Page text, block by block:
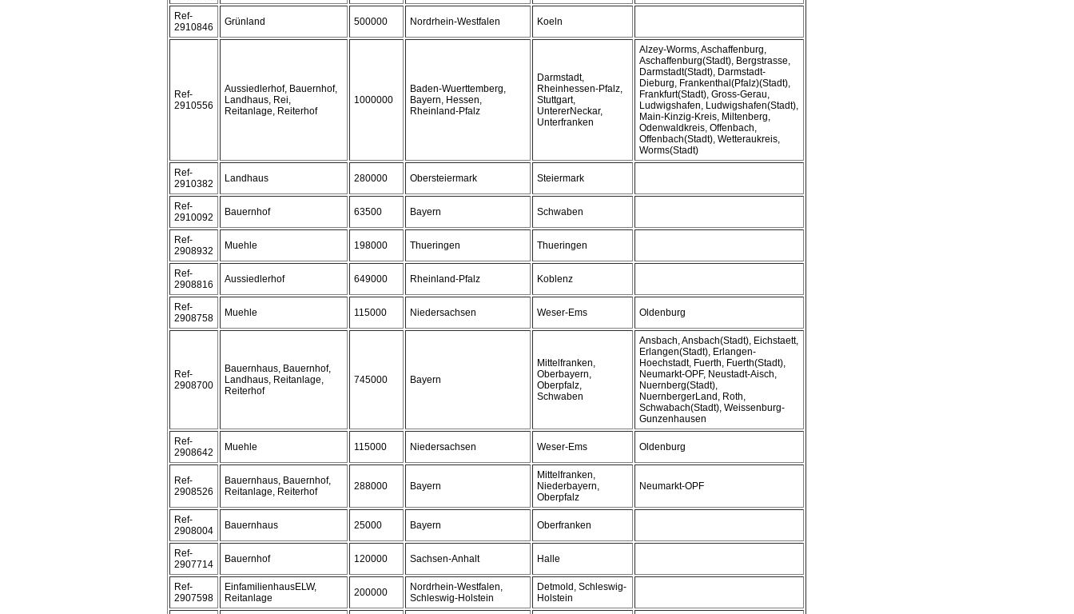
Ref-
2910846
Grünland 500000 Nordrhein-Westfalen Koeln
Ref-
2910556
Aussiedlerhof, Bauernhof,
Landhaus, Rei,
Reitanlage, Reiterhof
1000000
Baden-Wuerttemberg,
Bayern, Hessen,
Rheinland-Pfalz
Darmstadt,
Rheinhessen-Pfalz,
Stuttgart,
UntererNeckar,
Unterfranken
Alzey-Worms, Aschaffenburg,
Aschaffenburg(Stadt), Bergstrasse,
Darmstadt(Stadt), Darmstadt-
Dieburg, Frankenthal(Pfalz)(Stadt),
Frankfurt(Stadt), Gross-Gerau,
Ludwigshafen, Ludwigshafen(Stadt),
Main-Kinzig-Kreis, Miltenberg,
Odenwaldkreis, Offenbach,
Offenbach(Stadt), Wetteraukreis,
Worms(Stadt)
Ref-
2910382
Landhaus 280000 Obersteiermark Steiermark
Ref-
2910092
Bauernhof 63500 Bayern Schwaben
Ref-
2908932
Muehle 198000 Thueringen Thueringen
Ref-
2908816
Aussiedlerhof 649000 Rheinland-Pfalz Koblenz
Ref-
2908758
Muehle 115000 Niedersachsen Weser-Ems Oldenburg
Ref-
2908700
Bauernhaus, Bauernhof,
Landhaus, Reitanlage,
Reiterhof
745000 Bayern
Mittelfranken,
Oberbayern,
Oberpfalz,
Schwaben
Ansbach, Ansbach(Stadt), Eichstaett,
Erlangen(Stadt), Erlangen-
Hoechstadt, Fuerth, Fuerth(Stadt),
Neumarkt-OPF, Neustadt-Aisch,
Nuernberg(Stadt),
NuernbergerLand, Roth,
Schwabach(Stadt), Weissenburg-
Gunzenhausen
Ref-
2908642
Muehle 115000 Niedersachsen Weser-Ems Oldenburg
Ref-
2908526
Bauernhaus, Bauernhof,
Reitanlage, Reiterhof
288000 Bayern
Mittelfranken,
Niederbayern,
Oberpfalz
Neumarkt-OPF
Ref-
2908004
Bauernhaus 25000 Bayern Oberfranken
Ref-
2907714
Bauernhof 120000 Sachsen-Anhalt Halle
Ref-
2907598
EinfamilienhausELW,
Reitanlage
200000
Nordrhein-Westfalen,
Schleswig-Holstein
Detmold, Schleswig-
Holstein